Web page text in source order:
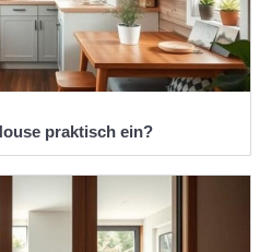
praktisch ein?